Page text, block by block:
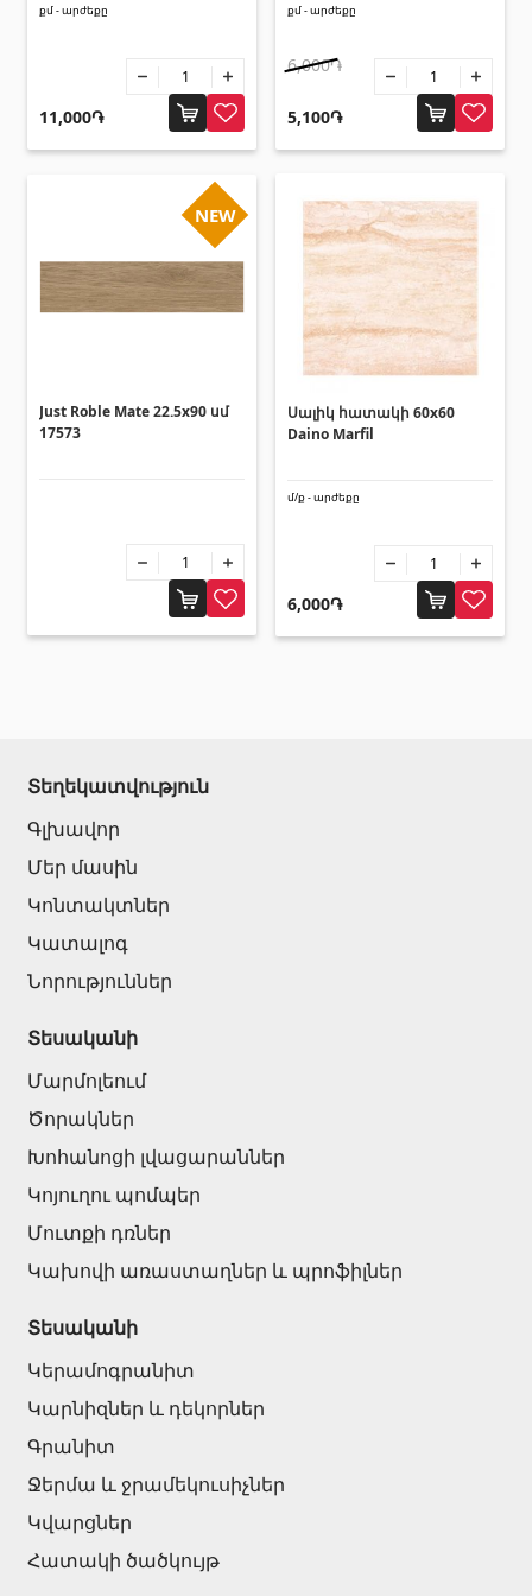
Հովհանոցներ և ճոճեր
Հովանոցներ (10)
Այլ տեսականի
Շինարարական նրբատախտակ (ֆաներա) (4)
Կղմինդր՝ կերամիկական
(13)
Ռադիատոր
(4)
Փայտամած և կաղապարամած(20)
քմ - արժեքը
11,000֏
քմ - արժեքը
6,000֏
5,100֏
NEW
Just Roble Mate 22.5x90 սմ
17573
Սալիկ հատակի 60x60
Daino Marfil
մ/ք - արժեքը
6,000֏
Տեղեկատվություն
Գլխավոր
Մեր մասին
Կոնտակտներ
Կատալոգ
Նորություններ
Տեսականի
Մարմոլեում
Ծորակներ
Խոհանոցի լվացարաններ
Կոյուղու պոմպեր
Մուտքի դռներ
Կախովի առաստաղներ և պրոֆիլներ
Տեսականի
Կերամոգրանիտ
Կարնիզներ և դեկորներ
Գրանիտ
Ջերմա և ջրամեկուսիչներ
Կվարցներ
Հատակի ծածկույթ